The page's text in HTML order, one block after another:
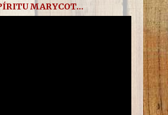
MARYCOT...